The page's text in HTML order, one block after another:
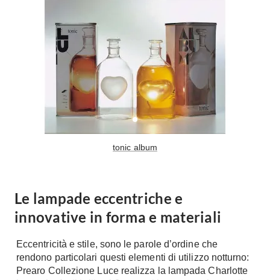
Divanoletto
Chaise Longue
Divani Angolo
Divani in Pelle
Complementi
Oggettistica
Complementi arredo
Notte
Camere Matrimoniali
Letti
Bioedilizia
Teleriscaldamento
Cura della casa
Pulizia
Detergenti
Progetti
Ristrutturazione
Norme
Il Verde
tonic album
Le lampade eccentriche e
innovative in forma e materiali
Eccentricità e stile, sono le parole d’ordine che
rendono particolari questi elementi di utilizzo notturno:
Prearo Collezione Luce realizza la lampada Charlotte